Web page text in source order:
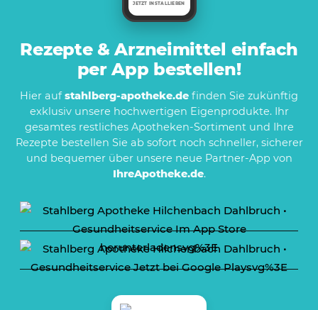
JETZT INSTALLIEREN
Rezepte & Arzneimittel einfach
per App bestellen!
Hier aufstahlberg-apotheke.de finden Sie zukünftig
exklusiv unsere hochwertigen Eigenprodukte. Ihr
gesamtes restliches Apotheken-Sortiment und Ihre
Rezepte bestellen Sie ab sofort noch schneller, sicherer
und bequemer über unsere neue Partner-App von
IhreApotheke.de.